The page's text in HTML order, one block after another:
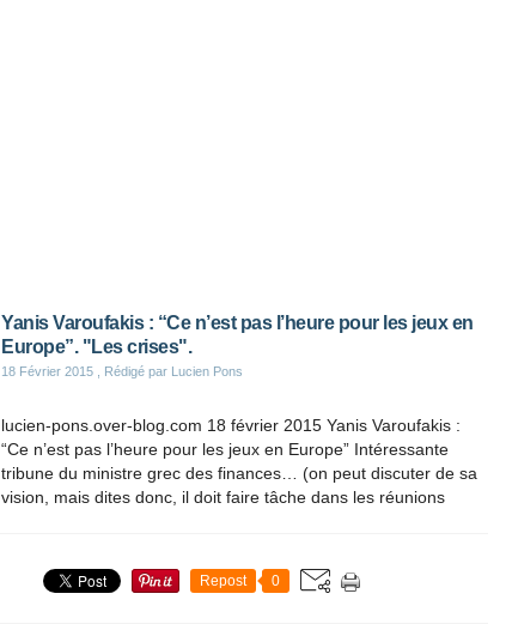
Yanis Varoufakis : “Ce n’est pas l’heure pour les jeux en
Europe”. "Les crises".
18 Février 2015 , Rédigé par Lucien Pons
lucien-pons.over-blog.com 18 février 2015 Yanis Varoufakis :
“Ce n’est pas l’heure pour les jeux en Europe” Intéressante
tribune du ministre grec des finances… (on peut discuter de sa
vision, mais dites donc, il doit faire tâche dans les réunions
Repost 0